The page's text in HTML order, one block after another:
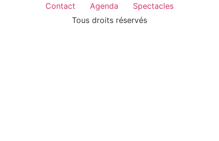
Contact Agenda
Spectacles
Tous droits réservés